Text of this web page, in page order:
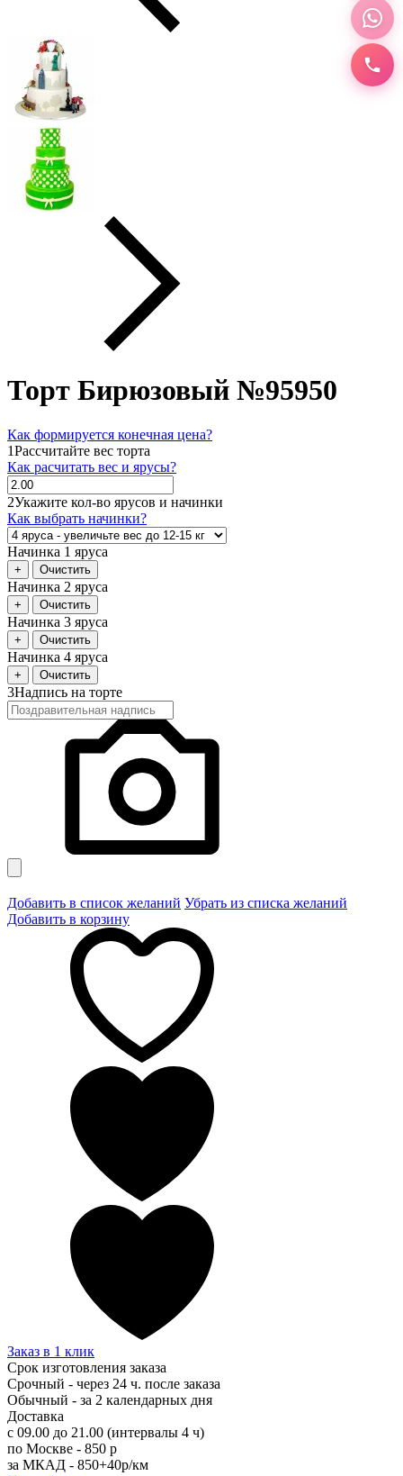
Торт Бирюзовый №95950
Как формируется конечная цена?
1Рассчитайте вес торта
Как расчитать вес и ярусы?
2Укажите кол-во ярусов и начинки
Как выбрать начинки?
Начинка 1 яруса
+ Очистить
Начинка 2 яруса
+ Очистить
Начинка 3 яруса
+ Очистить
Начинка 4 яруса
+ Очистить
3Надпись на торте
Добавить в список желаний Убрать из списка желаний
Добавить в корзину
Заказ в 1 клик
Срок изготовления заказа
Срочный - через 24 ч. после заказа
Обычный - за 2 календарных дня
Доставка
с 09.00 до 21.00 (интервалы 4 ч)
по Москве - 850 р
за МКАД - 850+40р/км